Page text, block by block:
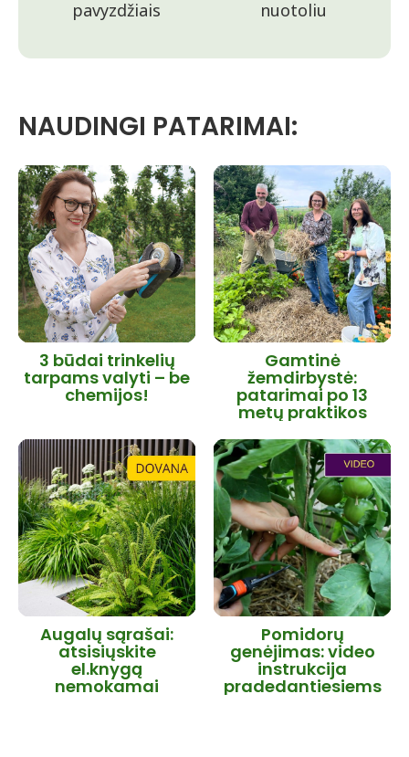
pavyzdžiais
nuotoliu
NAUDINGI PATARIMAI:
3 būdai trinkelių
tarpams valyti – be
chemijos!
Gamtinė
žemdirbystė:
patarimai po 13
metų praktikos
Augalų sąrašai:
atsisiųskite
el.knygą
nemokamai
Pomidorų
genėjimas: video
instrukcija
pradedantiesiems